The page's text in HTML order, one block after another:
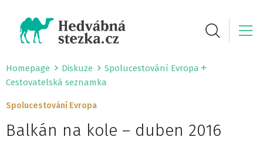
Homepage Diskuze
Spolucestování Evropa
Cestovatelská seznamka
Spolucestování Evropa
Balkán na kole – duben 2016